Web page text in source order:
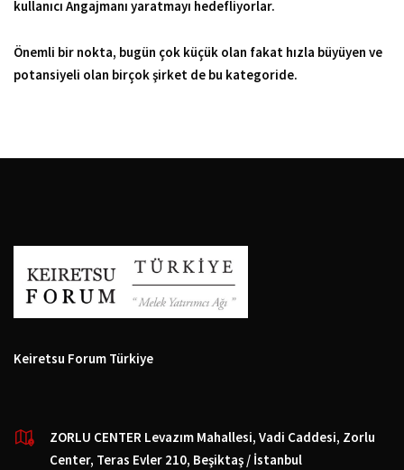
kullanıcı Angajmanı yaratmayı hedefliyorlar.
Önemli bir nokta, bugün çok küçük olan fakat hızla büyüyen ve
potansiyeli olan birçok şirket de bu kategoride.
Keiretsu Forum Türkiye
ZORLU CENTER Levazım Mahallesi, Vadi Caddesi, Zorlu
Center, Teras Evler 210, Beşiktaş / İstanbul